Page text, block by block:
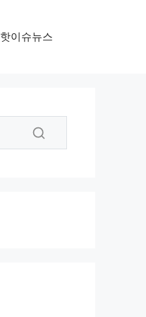
핫이슈뉴스